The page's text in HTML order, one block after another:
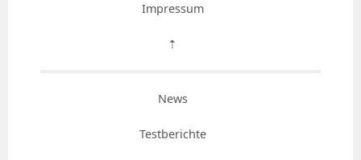
Impressum
⇡
News
Testberichte